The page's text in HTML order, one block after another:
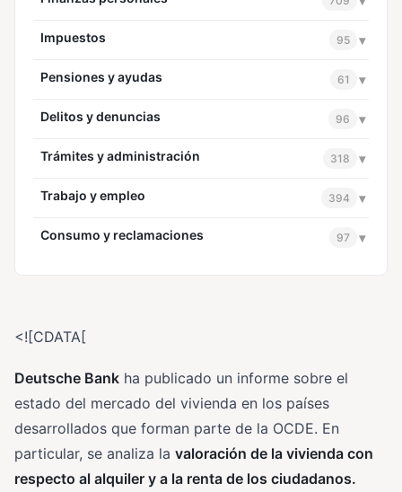
Impuestos 95 ▾
Pensiones y ayudas 61 ▾
Delitos y denuncias 96 ▾
Trámites y administración 318 ▾
Trabajo y empleo 394 ▾
Consumo y reclamaciones 97 ▾
<![CDATA[
Deutsche Bank ha publicado un informe sobre el
estado del mercado del vivienda en los países
desarrollados que forman parte de la OCDE. En
particular, se analiza la valoración de la vivienda con
respecto al alquiler y a la renta de los ciudadanos.